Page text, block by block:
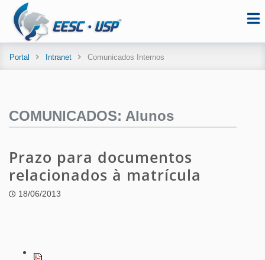
Portal Intranet Comunicados Internos
COMUNICADOS: Alunos
Prazo para documentos
relacionados à matrícula
18/06/2013